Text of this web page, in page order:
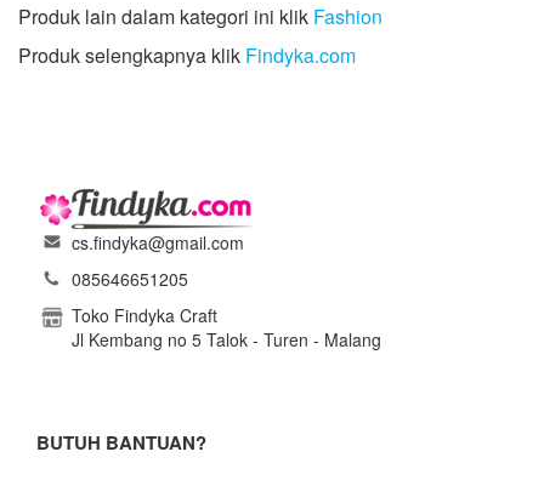
Produk lain dalam kategori ini klik Fashion
Produk selengkapnya klik Findyka.com
cs.findyka@gmail.com
085646651205
Toko Findyka Craft
Jl Kembang no 5 Talok - Turen - Malang
BUTUH BANTUAN?